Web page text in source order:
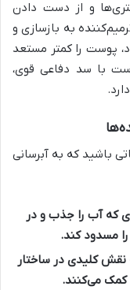
و از دست دادن
به بازسازی و
پوست را کمتر مستعد
با سد دفاعی قوی،
باشید که به آبرسانی
که آب را جذب و در
مسدود کند.
کلیدی در ساختار
کمک می‌کنند.